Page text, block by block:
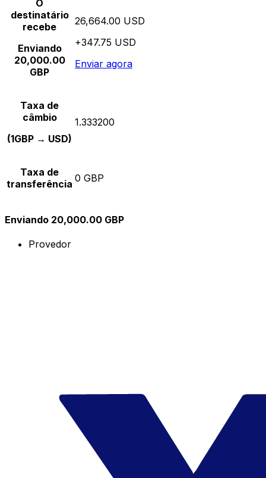
O
destinatário
recebe
Enviando
20,000.00
GBP
26,664.00 USD
+347.75 USD
Enviar agora
Taxa de
câmbio
(1GBP → USD)
1.333200
Taxa de
transferência 0 GBP
Enviando 20,000.00 GBP
Provedor